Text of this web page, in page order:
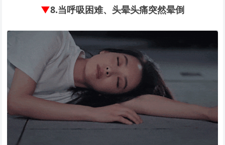
▼8.当呼吸困难、头晕头痛突然晕倒